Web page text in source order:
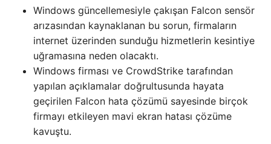
Windows güncellemesiyle çakışan Falcon sensör
arızasından kaynaklanan bu sorun, firmaların
internet üzerinden sunduğu hizmetlerin kesintiye
uğramasına neden olacaktı.
Windows firması ve CrowdStrike tarafından
yapılan açıklamalar doğrultusunda hayata
geçirilen Falcon hata çözümü sayesinde birçok
firmayı etkileyen mavi ekran hatası çözüme
kavuştu.